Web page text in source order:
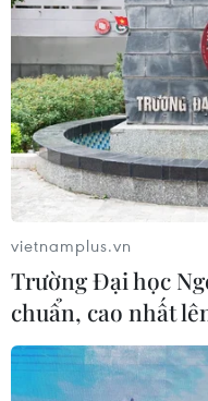
vietnamplus.vn
Trường Đại học
chuẩn, cao nhất